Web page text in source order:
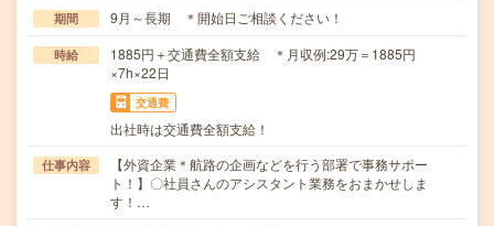
期間 9月～長期 ＊開始日ご相談ください！
時給
1885円＋交通費全額支給 ＊月収例:29万＝1885円
×7h×22日
交通費
出社時は交通費全額支給！
仕事内容
【外資企業＊航路の企画などを行う部署で事務サポー
ト！】〇社員さんのアシスタント業務をおまかせしま
す！…